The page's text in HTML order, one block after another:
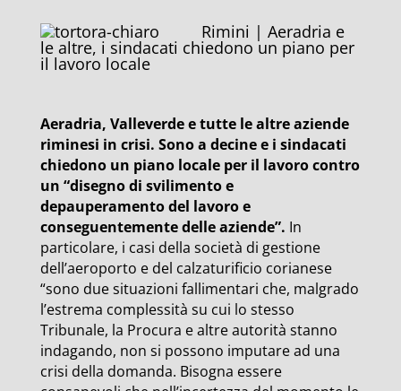
Rimini | Aeradria e
le altre, i sindacati chiedono un piano per
il lavoro locale
Aeradria, Valleverde e tutte le altre aziende
riminesi in crisi. Sono a decine e i sindacati
chiedono un piano locale per il lavoro contro
un “disegno di svilimento e
depauperamento del lavoro e
conseguentemente delle aziende”. In
particolare, i casi della società di gestione
dell’aeroporto e del calzaturificio corianese
“sono due situazioni fallimentari che, malgrado
l’estrema complessità su cui lo stesso
Tribunale, la Procura e altre autorità stanno
indagando, non si possono imputare ad una
crisi della domanda. Bisogna essere